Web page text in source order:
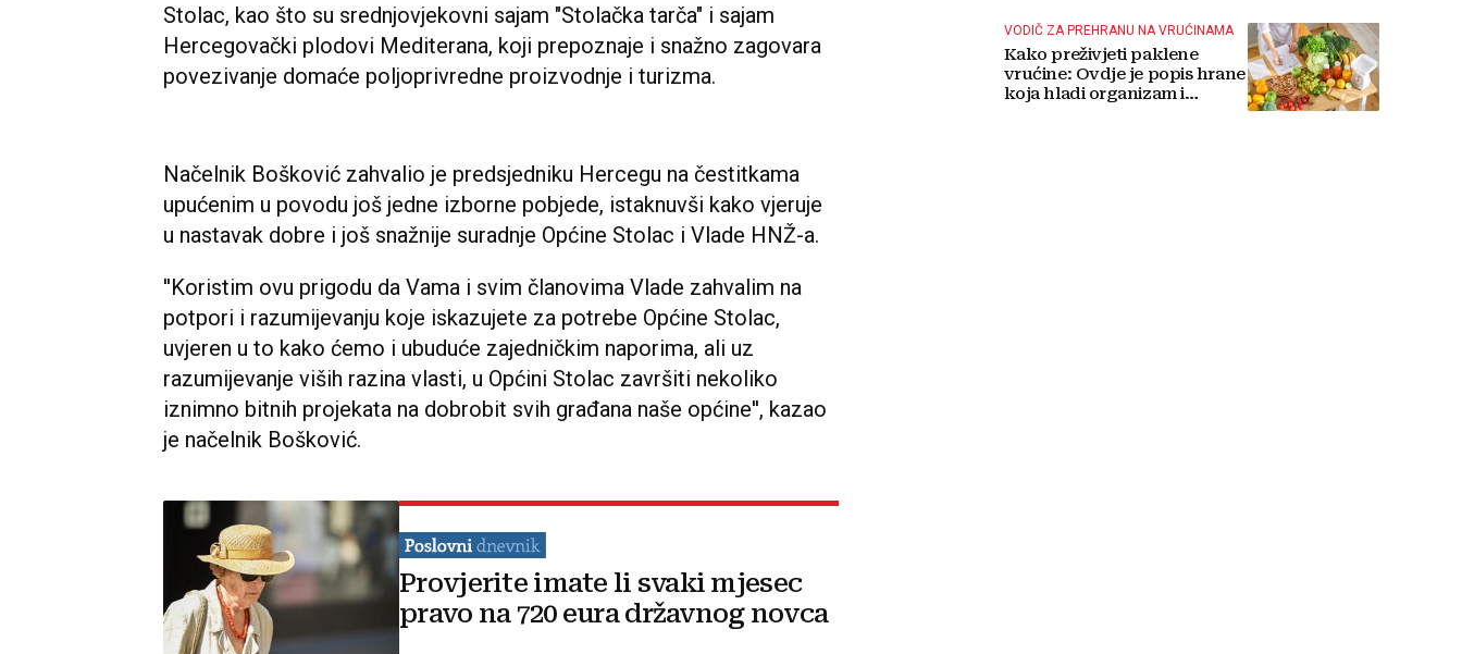
Stolac, kao što su srednjovjekovni sajam "Stolačka tarča" i sajam
Hercegovački plodovi Mediterana, koji prepoznaje i snažno zagovara
povezivanje domaće poljoprivredne proizvodnje i turizma.
Načelnik Bošković zahvalio je predsjedniku Hercegu na čestitkama
upućenim u povodu još jedne izborne pobjede, istaknuvši kako vjeruje
u nastavak dobre i još snažnije suradnje Općine Stolac i Vlade HNŽ-a.
''Koristim ovu prigodu da Vama i svim članovima Vlade zahvalim na
potpori i razumijevanju koje iskazujete za potrebe Općine Stolac,
uvjeren u to kako ćemo i ubuduće zajedničkim naporima, ali uz
razumijevanje viših razina vlasti, u Općini Stolac završiti nekoliko
iznimno bitnih projekata na dobrobit svih građana naše općine'', kazao
je načelnik Bošković.
Provjerite imate li svaki mjesec
pravo na 720 eura državnog novca
VODIČ ZA PREHRANU NA VRUĆINAMA
Kako preživjeti paklene
vrućine: Ovdje je popis hrane
koja hladi organizam i